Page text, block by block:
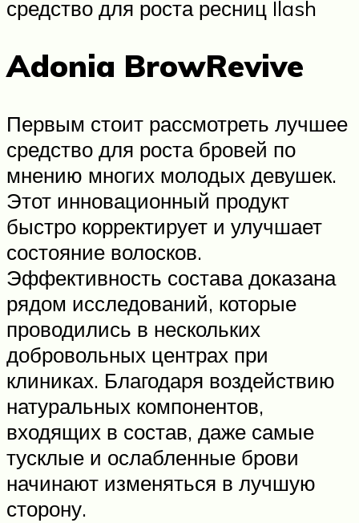
средство для роста ресниц Ilash
Adonia BrowRevive
Первым стоит рассмотреть лучшее
средство для роста бровей по
мнению многих молодых девушек.
Этот инновационный продукт
быстро корректирует и улучшает
состояние волосков.
Эффективность состава доказана
рядом исследований, которые
проводились в нескольких
добровольных центрах при
клиниках. Благодаря воздействию
натуральных компонентов,
входящих в состав, даже самые
тусклые и ослабленные брови
начинают изменяться в лучшую
сторону.